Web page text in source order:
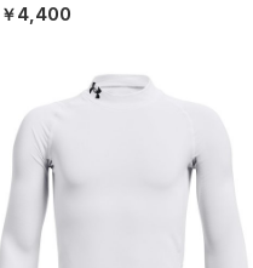
￥4,400